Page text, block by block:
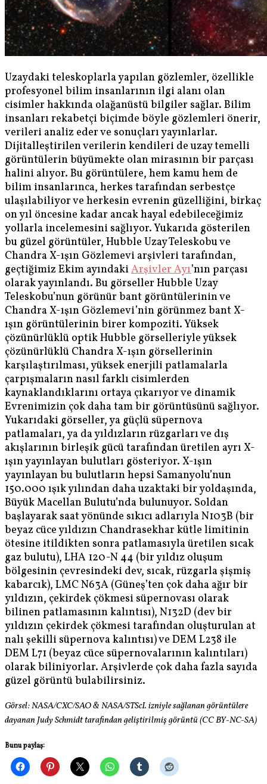
Uzaydaki teleskoplarla yapılan gözlemler, özellikle
profesyonel bilim insanlarının ilgi alanı olan
cisimler hakkında olağanüstü bilgiler sağlar. Bilim
insanları rekabetçi biçimde böyle gözlemleri önerir,
verileri analiz eder ve sonuçları yayınlarlar.
Dijitalleştirilen verilerin kendileri de uzay temelli
görüntülerin büyümekte olan mirasının bir parçası
halini alıyor. Bu görüntülere, hem kamu hem de
bilim insanlarınca, herkes tarafından serbestçe
ulaşılabiliyor ve herkesin evrenin güzelliğini, birkaç
on yıl öncesine kadar ancak hayal edebileceğimiz
yollarla incelemesini sağlıyor. Yukarıda gösterilen
bu güzel görüntüler, Hubble Uzay Teleskobu ve
Chandra X-ışın Gözlemevi arşivleri tarafından,
geçtiğimiz Ekim ayındakiArşivler Ayı’nın parçası
olarak yayınlandı. Bu görseller Hubble Uzay
Teleskobu’nun görünür bant görüntülerinin ve
Chandra X-ışın Gözlemevi’nin görünmez bant X-
ışın görüntülerinin birer kompoziti. Yüksek
çözünürlüklü optik Hubble görselleriyle yüksek
çözünürlüklü Chandra X-ışın görsellerinin
karşılaştırılması, yüksek enerjili patlamalarla
çarpışmaların nasıl farklı cisimlerden
kaynaklandıklarını ortaya çıkarıyor ve dinamik
Evrenimizin çok daha tam bir görüntüsünü sağlıyor.
Yukarıdaki görseller, ya güçlü süpernova
patlamaları, ya da yıldızların rüzgarları ve dış
akışlarının birleşik gücü tarafından üretilen ayrı X-
ışın yayınlayan bulutları gösteriyor. X-ışın
yayınlayan bu bulutların hepsi Samanyolu’nun
150.000 ışık yılından daha uzaktaki bir yoldaşında,
Büyük Macellan Bulutu’nda bulunuyor. Soldan
başlayarak saat yönünde sıkıcı adlarıyla N103B (bir
beyaz cüce yıldızın Chandrasekhar kütle limitinin
ötesine itildikten sonra patlamasıyla üretilen sıcak
gaz bulutu), LHA 120-N 44 (bir yıldız oluşum
bölgesinin çevresindeki dev, sıcak, rüzgarla şişmiş
kabarcık), LMC N63A (Güneş’ten çok daha ağır bir
yıldızın, çekirdek çökmesi süpernovası olarak
bilinen patlamasının kalıntısı), N132D (dev bir
yıldızın çekirdek çökmesi tarafından oluşturulan at
nalı şekilli süpernova kalıntısı) ve DEM L238 ile
DEM L71 (beyaz cüce süpernovalarının kalıntıları)
olarak biliniyorlar. Arşivlerde çok daha fazla sayıda
güzel görüntü bulabilirsiniz.
Görsel: NASA/CXC/SAO & NASA/STScI. izniyle sağlanan görüntülere
dayanan Judy Schmidt tarafından geliştirilmiş görüntü (CC BY-NC-SA)
Bunu paylaş: